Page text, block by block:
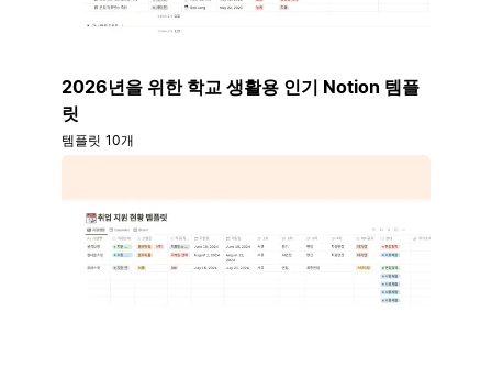
2026년을 위한 학교 생활용 인기 Notion 템플
릿
템플릿 10개